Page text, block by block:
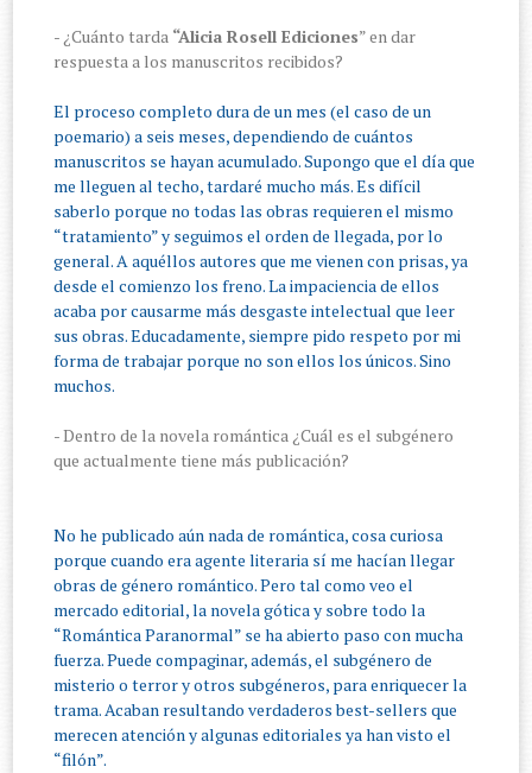
- ¿Cuánto tarda “Alicia Rosell Ediciones” en dar
respuesta a los manuscritos recibidos?
El proceso completo dura de un mes (el caso de un
poemario) a seis meses, dependiendo de cuántos
manuscritos se hayan acumulado. Supongo que el día que
me lleguen al techo, tardaré mucho más. Es difícil
saberlo porque no todas las obras requieren el mismo
“tratamiento” y seguimos el orden de llegada, por lo
general. A aquéllos autores que me vienen con prisas, ya
desde el comienzo los freno. La impaciencia de ellos
acaba por causarme más desgaste intelectual que leer
sus obras. Educadamente, siempre pido respeto por mi
forma de trabajar porque no son ellos los únicos. Sino
muchos.
- Dentro de la novela romántica ¿Cuál es el subgénero
que actualmente tiene más publicación?
No he publicado aún nada de romántica, cosa curiosa
porque cuando era agente literaria sí me hacían llegar
obras de género romántico. Pero tal como veo el
mercado editorial, la novela gótica y sobre todo la
“Romántica Paranormal” se ha abierto paso con mucha
fuerza. Puede compaginar, además, el subgénero de
misterio o terror y otros subgéneros, para enriquecer la
trama. Acaban resultando verdaderos best-sellers que
merecen atención y algunas editoriales ya han visto el
“filón”.